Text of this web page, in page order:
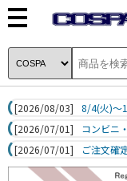
[2026/08/03]
8/4(火)～
[2026/07/01]
コンビニ
[2026/07/01]
ご注文確